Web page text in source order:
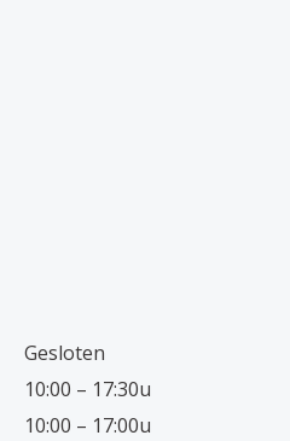
Gesloten
10:00 – 17:30u
10:00 – 17:00u